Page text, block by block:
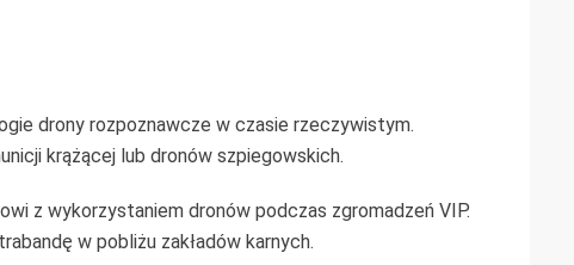
drony rozpoznawcze w czasie rzeczywistym.
krążącej lub dronów szpiegowskich.
z wykorzystaniem dronów podczas zgromadzeń VIP.
w pobliżu zakładów karnych.